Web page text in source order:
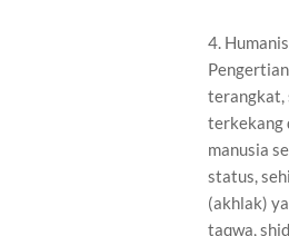
4.
terangkat,
terkekang
manusia
status,
(akhlak)
taqwa,